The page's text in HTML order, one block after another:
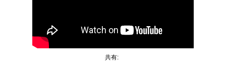
共有: